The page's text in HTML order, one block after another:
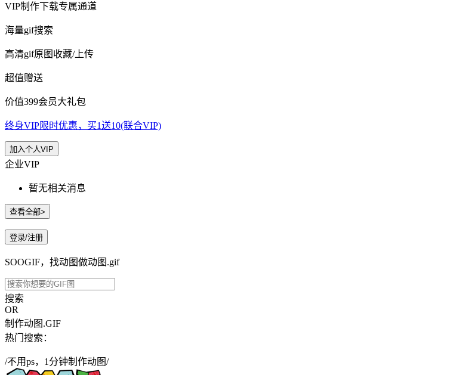
VIP制作下载专属通道
海量gif搜索
高清gif原图收藏/上传
超值赠送
价值399会员大礼包
终身VIP限时优惠，买1送10(联合VIP)
加入个人VIP
企业VIP
暂无相关消息
查看全部>
登录/注册
SOOGIF，找动图做动图.gif
搜索
OR
制作动图.GIF
热门搜索：
/不用ps，1分钟制作动图/